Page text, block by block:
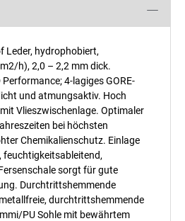
Leder, hydrophobiert,
h), 2,0 – 2,2 mm dick.
4-lagiges GORE-
und atmungsaktiv. Hoch
Vlieszwischenlage. Optimaler
bei höchsten
Chemikalienschutz. Einlage
sorgt für gute
Durchtrittshemmende
durchtrittshemmende
PU Sohle mit bewährtem